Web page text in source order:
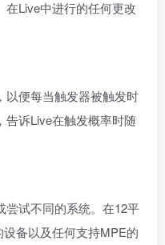
Live中进行的任何更改
以便每当触发器被触发时
告诉Live在触发概率时随
尝试不同的系统。在12平
备以及任何支持MPE的